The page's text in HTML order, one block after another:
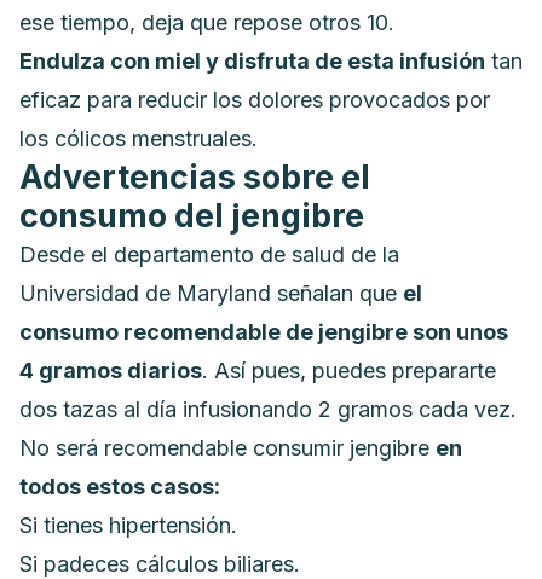
ese tiempo, deja que repose otros 10.
Endulza con miel y disfruta de esta infusión tan
eficaz para reducir los dolores provocados por
los cólicos menstruales.
Advertencias sobre el
consumo del jengibre
Desde el departamento de salud de la
Universidad de Maryland señalan que el
consumo recomendable de jengibre son unos
4 gramos diarios. Así pues, puedes prepararte
dos tazas al día infusionando 2 gramos cada vez.
No será recomendable consumir jengibre en
todos estos casos:
Si tienes hipertensión.
Si padeces cálculos biliares.